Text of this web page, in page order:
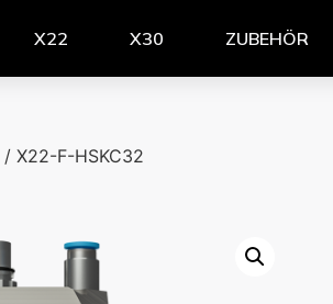
X22 X30 ZUBEHÖR
/ X22-F-HSKC32